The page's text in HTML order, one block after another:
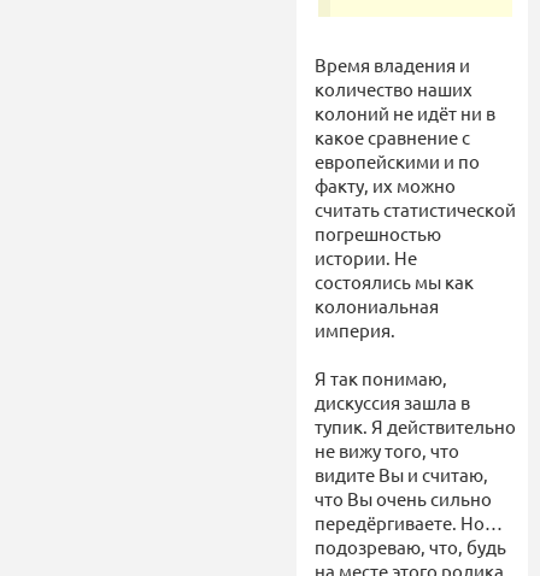
Время владения и
количество наших
колоний не идёт ни в
какое сравнение с
европейскими и по
факту, их можно
считать статистической
погрешностью
истории. Не
состоялись мы как
колониальная
империя.
Я так понимаю,
дискуссия зашла в
тупик. Я действительно
не вижу того, что
видите Вы и считаю,
что Вы очень сильно
передёргиваете. Но…
подозреваю, что, будь
на месте этого ролика,